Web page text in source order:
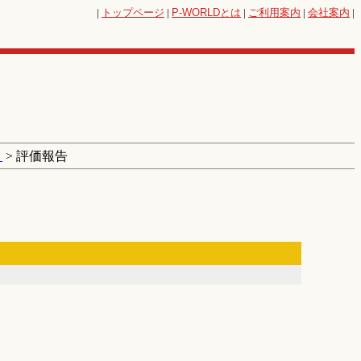
| トップページ | P-WORLDとは | ご利用案内 | 会社案内 |
> 評価報告